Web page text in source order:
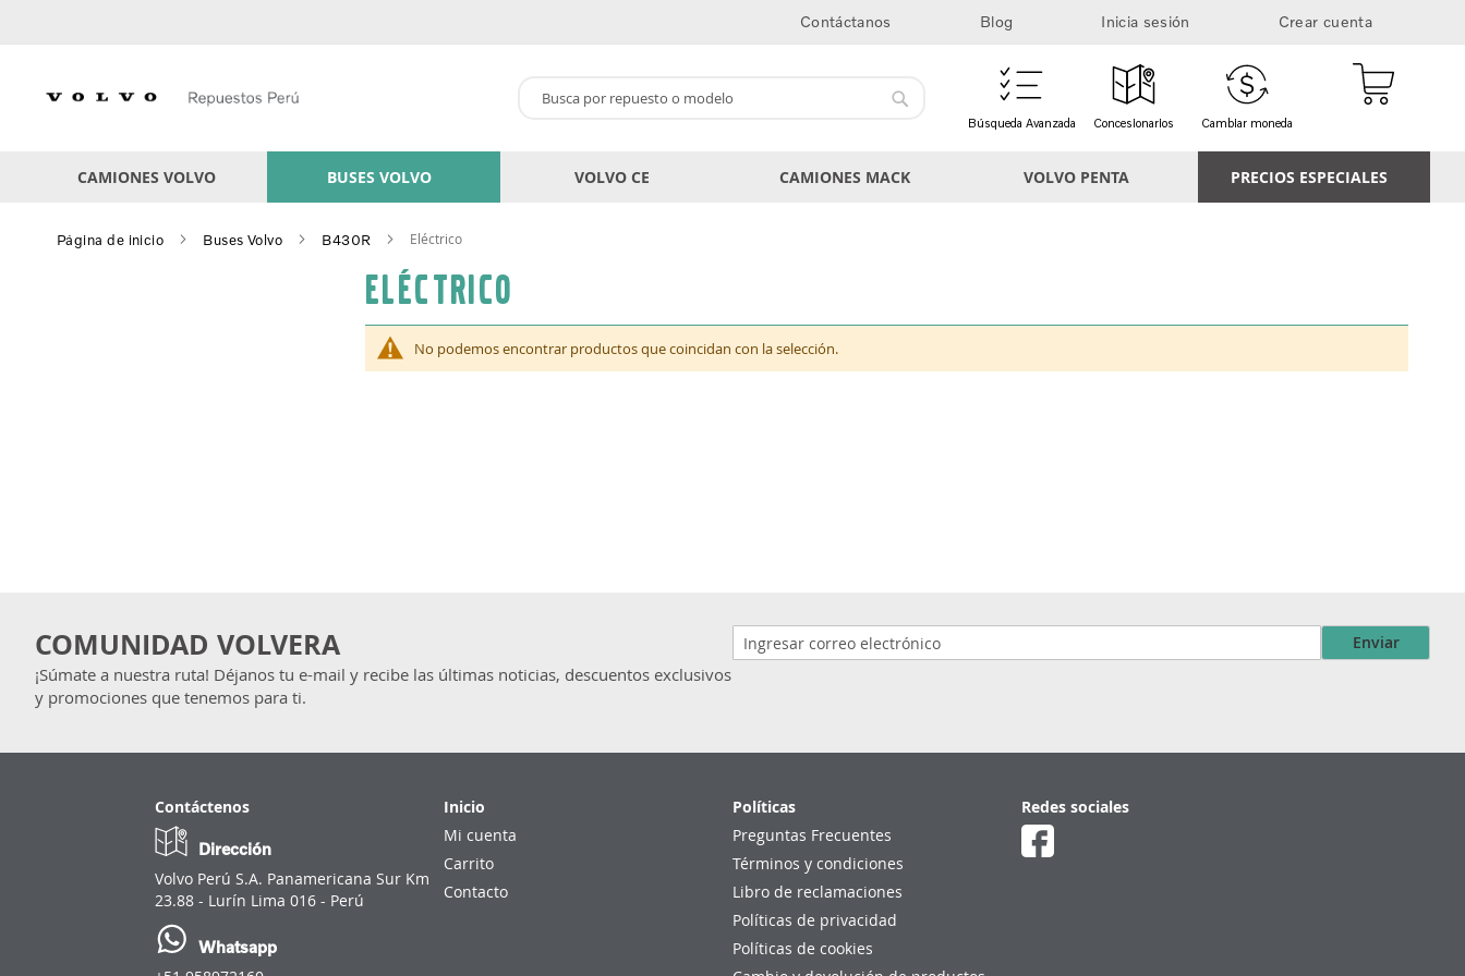
Contáctanos Blog Inicia sesión Crear cuenta
Búsqueda Avanzada Concesionarios Cambiar moneda
CAMIONES VOLVO BUSES VOLVO VOLVO CE CAMIONES MACK VOLVO PENTA PRECIOS ESPECIALES
Página de inicio Buses Volvo B430R Eléctrico
Eléctrico
No podemos encontrar productos que coincidan con la selección.
COMUNIDAD VOLVERA
¡Súmate a nuestra ruta! Déjanos tu e-mail y recibe las últimas noticias, descuentos exclusivos
y promociones que tenemos para ti.
Enviar
Contáctenos
Dirección
Volvo Perú S.A. Panamericana Sur Km
23.88 - Lurín Lima 016 - Perú
Whatsapp
Inicio
Mi cuenta
Carrito
Contacto
Políticas
Preguntas Frecuentes
Términos y condiciones
Libro de reclamaciones
Políticas de privacidad
Políticas de cookies
Redes sociales